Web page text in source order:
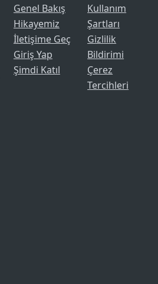
Genel Bakış
Hikayemiz
İletişime Geç
Giriş Yap
Şimdi Katıl
Kullanım
Şartları
Gizlilik
Bildirimi
Çerez
Tercihleri